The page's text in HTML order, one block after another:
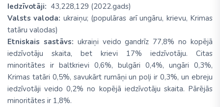
Iedzīvotāji: 43,228,129 (2022.gads)
Valsts valoda: ukraiņu; (populāras arī ungāru, krievu, Krimas
tatāru valodas)
Etniskais sastāvs: ukraiņi veido gandrīz 77,8% no kopējā
iedzīvotāju skaita, bet krievi 17% iedzīvotāju. Citas
minoritātes ir baltkrievi 0,6%, bulgāri 0,4%, ungāri 0,3%,
Krimas tatāri 0,5%, savukārt rumāņi un poļi ir 0,3%, un ebreju
iedzīvotāji veido 0,2% no kopējā iedzīvotāju skaita. Pārējās
minoritātes ir 1,8%.